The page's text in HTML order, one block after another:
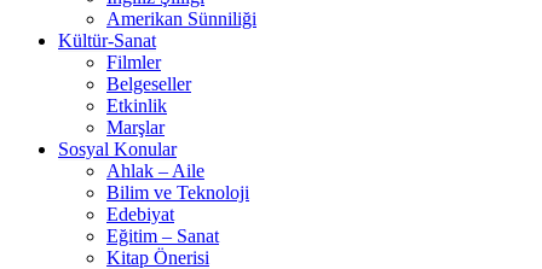
Amerikan Sünniliği
Kültür-Sanat
Filmler
Belgeseller
Etkinlik
Marşlar
Sosyal Konular
Ahlak – Aile
Bilim ve Teknoloji
Edebiyat
Eğitim – Sanat
Kitap Önerisi